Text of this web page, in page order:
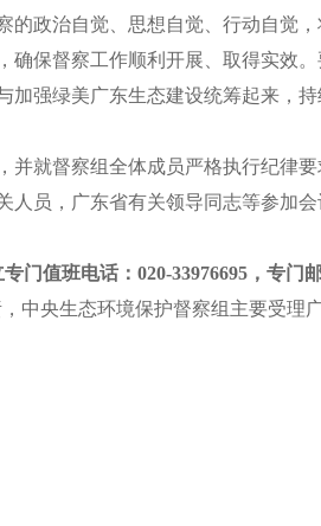
的政治自觉、思想自觉、行动自觉
确保督察工作顺利开展、取得实效
加强绿美广东生态建设统筹起来，持
并就督察组全体成员严格执行纪律
人员， 广东省有关领导同志等参加
专门值班电话： 020-33976695 ，专门
中央生态环境保护督察组主要受理